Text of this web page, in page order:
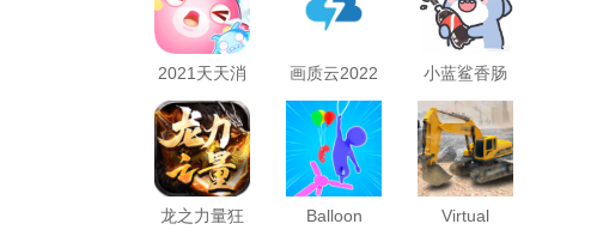
2021天天消
萌宠钻石无
限版
画质云2022
支持120帧
​小蓝鲨香肠
派对助手
龙之力量狂
Balloon
Virtual